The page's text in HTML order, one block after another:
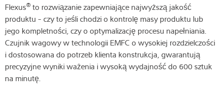
Flexus® to rozwiązanie zapewniające najwyższą jakość
produktu - czy to jeśli chodzi o kontrolę masy produktu lub
jego kompletności, czy o optymalizację procesu napełniania.
Czujnik wagowy w technologii EMFC o wysokiej rozdzielczości
i dostosowana do potrzeb klienta konstrukcja, gwarantują
precyzyjne wyniki ważenia i wysoką wydajność do 600 sztuk
na minutę.